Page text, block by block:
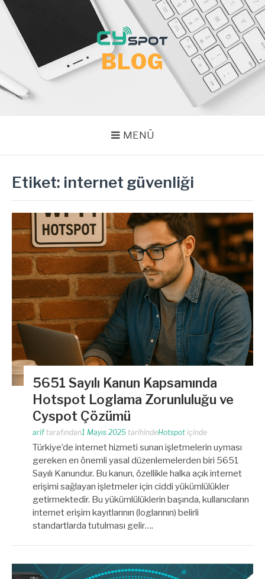
İçeriğe
atla
BLOG
MENÜ
Etiket: internet güvenliği
5651 Sayılı Kanun Kapsamında
Hotspot Loglama Zorunluluğu ve
Cyspot Çözümü
arif tarafından1 Mayıs 2025 tarihindeHotspot içinde
Türkiye’de internet hizmeti sunan işletmelerin uyması
gereken en önemli yasal düzenlemelerden biri 5651
Sayılı Kanundur. Bu kanun, özellikle halka açık internet
erişimi sağlayan işletmeler için ciddi yükümlülükler
getirmektedir. Bu yükümlülüklerin başında, kullanıcıların
internet erişim kayıtlarının (loglarının) belirli
standartlarda tutulması gelir….